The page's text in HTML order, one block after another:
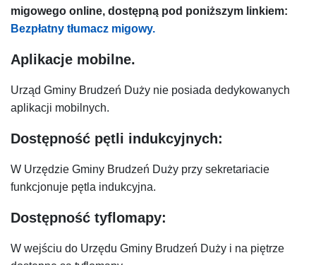
migowego online, dostępną pod poniższym linkiem:
Bezpłatny tłumacz migowy.
Aplikacje mobilne.
Urząd Gminy Brudzeń Duży nie posiada dedykowanych
aplikacji mobilnych.
Dostępność pętli indukcyjnych:
W Urzędzie Gminy Brudzeń Duży przy sekretariacie
funkcjonuje pętla indukcyjna.
Dostępność tyflomapy:
W wejściu do Urzędu Gminy Brudzeń Duży i na piętrze